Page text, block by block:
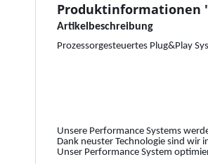
Produktinformationen
Artikelbeschreibung
Prozessorgesteuertes Plug&Play
Unsere Performance Systems
Dank neuster Technologie sind wir
Unser Performance System